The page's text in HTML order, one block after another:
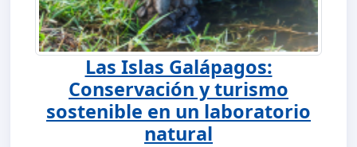
Las Islas Galápagos:
Conservación y turismo
sostenible en un laboratorio
natural